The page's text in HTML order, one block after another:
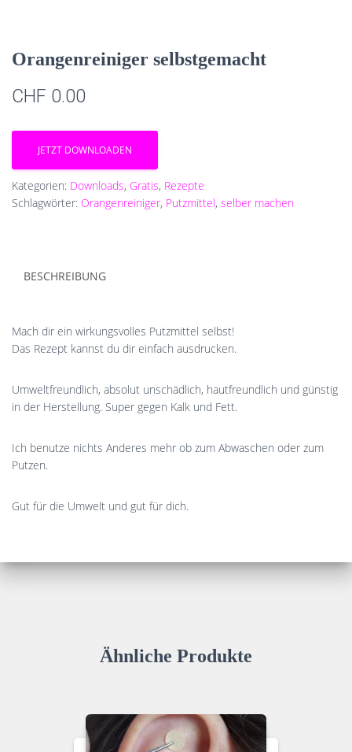
Orangenreiniger selbstgemacht
CHF 0.00
JETZT DOWNLOADEN
Kategorien: Downloads, Gratis, Rezepte
Schlagwörter: Orangenreiniger, Putzmittel, selber machen
BESCHREIBUNG
Mach dir ein wirkungsvolles Putzmittel selbst!
Das Rezept kannst du dir einfach ausdrucken.
Umweltfreundlich, absolut unschädlich, hautfreundlich und günstig
in der Herstellung. Super gegen Kalk und Fett.
Ich benutze nichts Anderes mehr ob zum Abwaschen oder zum
Putzen.
Gut für die Umwelt und gut für dich.
Ähnliche Produkte